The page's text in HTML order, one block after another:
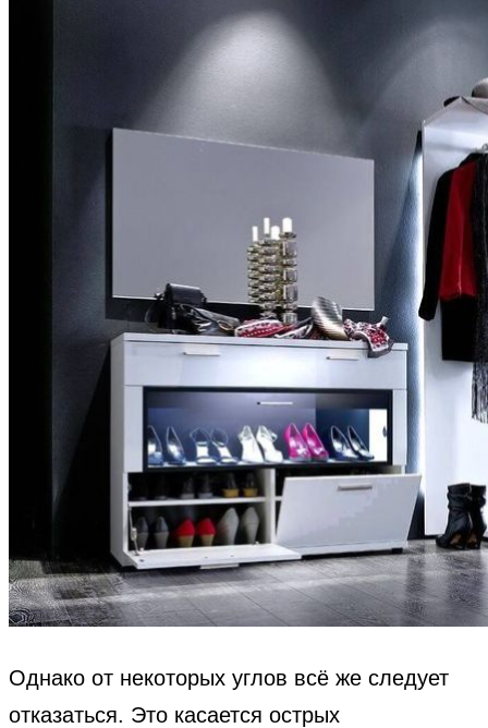
Однако от некоторых углов всё же следует
отказаться. Это касается острых